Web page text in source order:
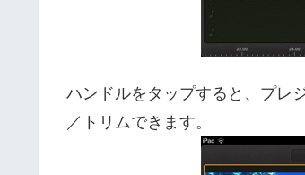
ハンドルをタップすると、プレ
／トリムできます。